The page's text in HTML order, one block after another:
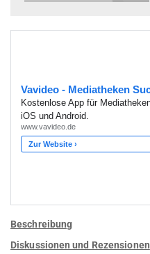
Beschreibung
Diskussionen und Rezensionen